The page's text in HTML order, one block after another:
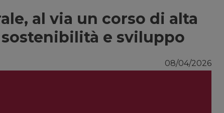
al via un corso di alta
e sviluppo
08/04/2026